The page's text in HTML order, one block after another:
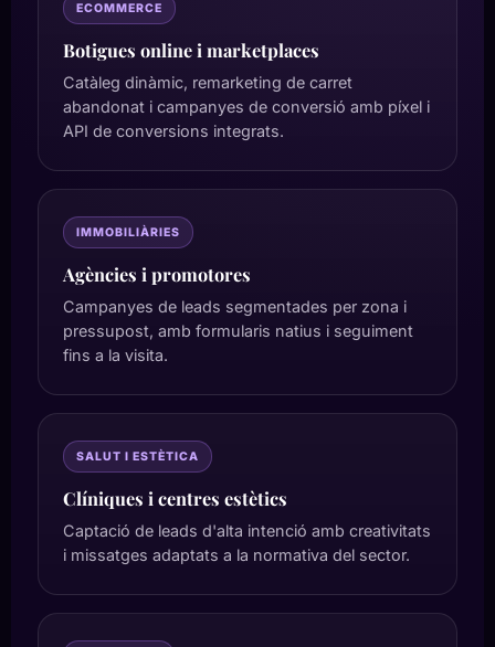
ECOMMERCE
Botigues online i marketplaces
Catàleg dinàmic, remarketing de carret
abandonat i campanyes de conversió amb píxel i
API de conversions integrats.
IMMOBILIÀRIES
Agències i promotores
Campanyes de leads segmentades per zona i
pressupost, amb formularis natius i seguiment
fins a la visita.
SALUT I ESTÈTICA
Clíniques i centres estètics
Captació de leads d'alta intenció amb creativitats
i missatges adaptats a la normativa del sector.